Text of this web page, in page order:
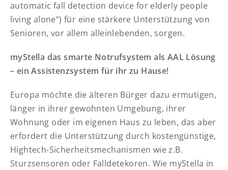
automatic fall detection device for elderly people
living alone“) für eine stärkere Unterstützung von
Senioren, vor allem alleinlebenden, sorgen.
myStella das smarte Notrufsystem als AAL Lösung
– ein Assistenzsystem für ihr zu Hause!
Europa möchte die älteren Bürger dazu ermutigen,
länger in ihrer gewohnten Umgebung, ihrer
Wohnung oder im eigenen Haus zu leben, das aber
erfordert die Unterstützung durch kostengünstige,
Hightech-Sicherheitsmechanismen wie z.B.
Sturzsensoren oder Falldetekoren. Wie myStella in